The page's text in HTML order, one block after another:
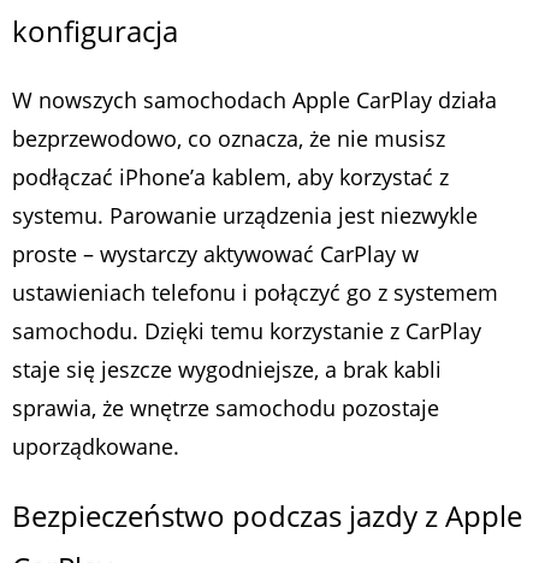
konfiguracja
W nowszych samochodach Apple CarPlay działa
bezprzewodowo, co oznacza, że nie musisz
podłączać iPhone’a kablem, aby korzystać z
systemu. Parowanie urządzenia jest niezwykle
proste – wystarczy aktywować CarPlay w
ustawieniach telefonu i połączyć go z systemem
samochodu. Dzięki temu korzystanie z CarPlay
staje się jeszcze wygodniejsze, a brak kabli
sprawia, że wnętrze samochodu pozostaje
uporządkowane.
Bezpieczeństwo podczas jazdy z Apple